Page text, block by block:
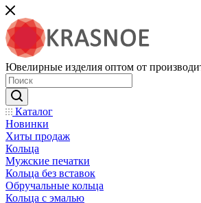
Ювелирные изделия оптом от
Каталог
Новинки
Хиты продаж
Кольца
Мужские печатки
Кольца без вставок
Обручальные кольца
Кольца с эмалью